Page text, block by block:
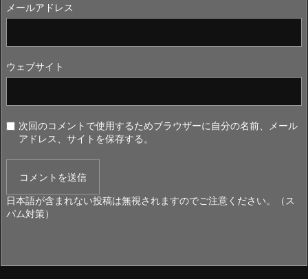
メールアドレス
ウェブサイト
次回のコメントで使用するためブラウザーに自分の名前、メール
アドレス、サイトを保存する。
日本語が含まれない投稿は無視されますのでご注意ください。（ス
パム対策）